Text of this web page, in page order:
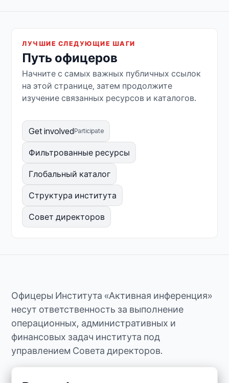
ЛУЧШИЕ СЛЕДУЮЩИЕ ШАГИ
Путь офицеров
Начните с самых важных публичных ссылок
на этой странице, затем продолжите
изучение связанных ресурсов и каталогов.
Get involvedParticipate
Фильтрованные ресурсы
Глобальный каталог
Структура института
Совет директоров
Офицеры Института «Активная инференция»
несут ответственность за выполнение
операционных, административных и
финансовых задач института под
управлением Совета директоров.